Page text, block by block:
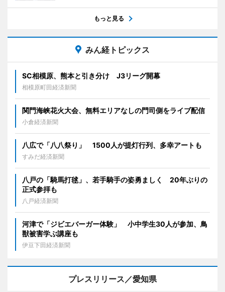
もっと見る
みん経トピックス
SC相模原、熊本と引き分け J3リーグ開幕
相模原町田経済新聞
関門海峡花火大会、無料エリアなしの門司側をライブ配信
小倉経済新聞
八広で「八八祭り」 1500人が提灯行列、多幸アートも
すみだ経済新聞
八戸の「騎馬打毬」、若手騎手の姿勇ましく 20年ぶりの
正式参拝も
八戸経済新聞
河津で「ジビエバーガー体験」 小中学生30人が参加、鳥
獣被害学ぶ講座も
伊豆下田経済新聞
プレスリリース／愛知県